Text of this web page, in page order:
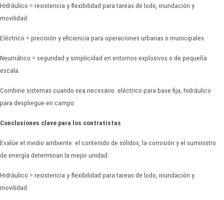
Hidráulico = resistencia y flexibilidad para tareas de lodo, inundación y
movilidad.
Eléctrico = precisión y eficiencia para operaciones urbanas o municipales.
Neumático = seguridad y simplicidad en entornos explosivos o de pequeña
escala.
Combine sistemas cuando sea necesario: eléctrico para base fija, hidráulico
para despliegue en campo.
Conclusiones clave para los contratistas
Evalúe el medio ambiente: el contenido de sólidos, la corrosión y el suministro
de energía determinan la mejor unidad.
Hidráulico = resistencia y flexibilidad para tareas de lodo, inundación y
movilidad.